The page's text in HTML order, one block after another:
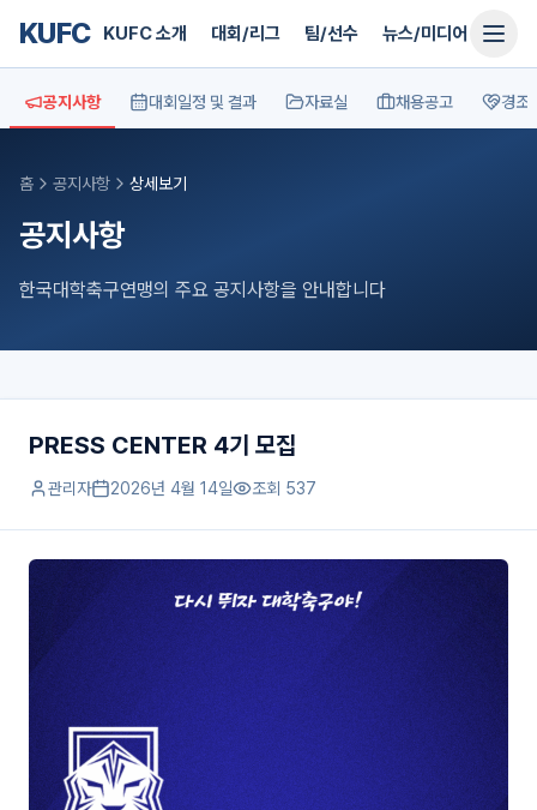
KUFC KUFC 소개 대회/리그 팀/선수 뉴스/미디어 지원
공지사항 대회일정 및 결과 자료실 채용공고 경조
홈 공지사항 상세보기
공지사항
한국대학축구연맹의 주요 공지사항을 안내합니다
PRESS CENTER 4기 모집
관리자 2026년 4월 14일 조회 537